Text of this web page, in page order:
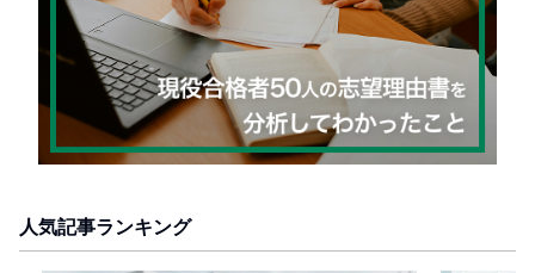
人気記事ランキング